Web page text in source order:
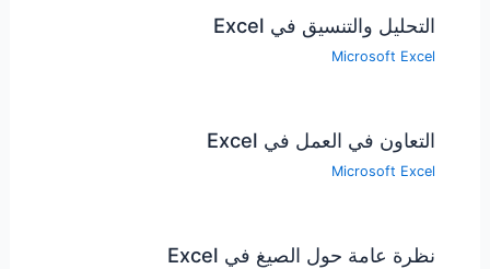
التحليل والتنسيق في Excel
Microsoft Excel
التعاون في العمل في Excel
Microsoft Excel
نظرة عامة حول الصيغ في Excel